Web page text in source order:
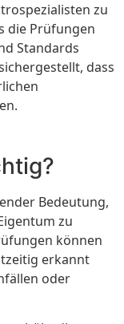
zu
die Prüfungen
Standards
dass
Bedeutung,
zu
können
erkannt
oder